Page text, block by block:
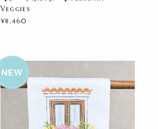
Veggies
¥8,460